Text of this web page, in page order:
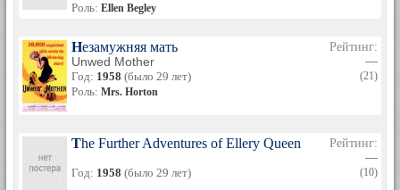
Роль: Ellen Begley
Незамужняя мать
Unwed Mother
Год: 1958 (было 29 лет)
Роль: Mrs. Horton
Рейтинг:
—
(21)
The Further Adventures of Ellery Queen
Год: 1958 (было 29 лет)
Рейтинг:
—
(10)